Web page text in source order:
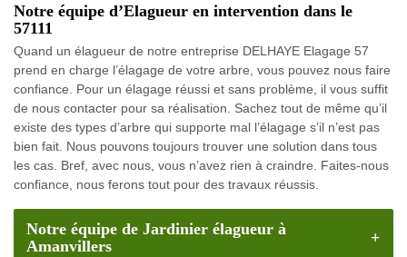
Notre équipe d’Elagueur en intervention dans le
57111
Quand un élagueur de notre entreprise DELHAYE Elagage 57
prend en charge l’élagage de votre arbre, vous pouvez nous faire
confiance. Pour un élagage réussi et sans problème, il vous suffit
de nous contacter pour sa réalisation. Sachez tout de même qu’il
existe des types d’arbre qui supporte mal l’élagage s’il n’est pas
bien fait. Nous pouvons toujours trouver une solution dans tous
les cas. Bref, avec nous, vous n’avez rien à craindre. Faites-nous
confiance, nous ferons tout pour des travaux réussis.
Notre équipe de Jardinier élagueur à
Amanvillers